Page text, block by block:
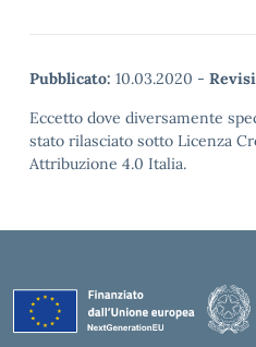
Pubblicato: 10.03.2020 -
Eccetto dove diversamente
stato rilasciato sotto Licenza
Attribuzione 4.0 Italia.